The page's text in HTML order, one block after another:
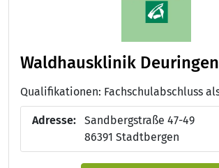
Waldhausklinik Deuringen
Adresse:
Sandbergstraße 47-49
86391 Stadtbergen